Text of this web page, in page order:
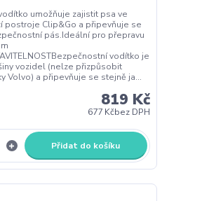
umožňuje zajistit psa ve
postroje Clip&Go a připevňuje se
pás.Ideální pro přepravu
vodítko je
vozidel (nelze přizpůsobit
Volvo) a připevňuje se stejně ja...
819 Kč
677 Kčbez DPH
Přidat do košíku